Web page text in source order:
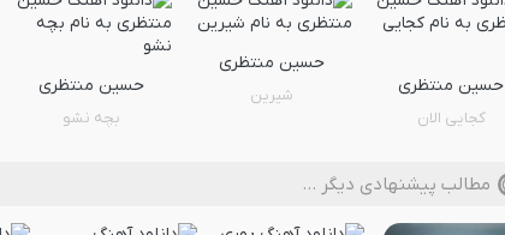
حسین منتظری
کجایی الان
حسین منتظری
شیرین حسین منتظری
بچه نشو
مطالب پیشنهادی دیگر …